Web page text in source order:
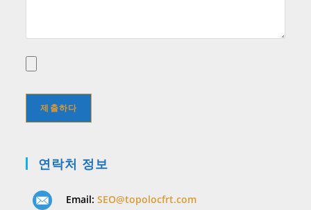
연락처 정보
Email:SEO@topolocfrt.com